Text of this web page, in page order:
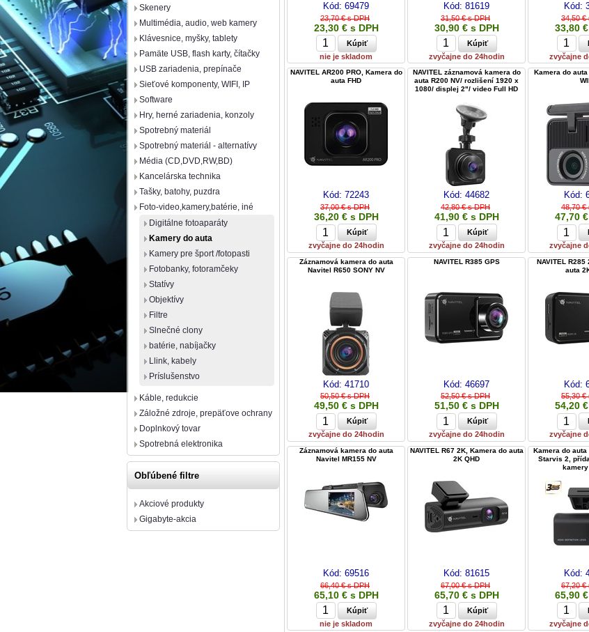
Skenery
Multimédia, audio, web kamery
Klávesnice, myšky, tablety
Pamäte USB, flash karty, čítačky
USB zariadenia, prepínače
Sieťové komponenty, WIFI, IP
Software
Hry, herné zariadenia, konzoly
Spotrebný materiál
Spotrebný materiál - alternatívy
Média (CD,DVD,RW,BD)
Kancelárska technika
Tašky, batohy, puzdra
Foto-video,kamery,batérie, iné
Digitálne fotoaparáty
Kamery do auta
Kamery pre šport /fotopasti
Fotobanky, fotoramčeky
Statívy
Objektívy
Filtre
Slnečné clony
batérie, nabíjačky
Llink, kabely
Príslušenstvo
Káble, redukcie
Záložné zdroje, prepäťove ochrany
Doplnkový tovar
Spotrebná elektronika
Obľúbené filtre
Akciové produkty
Gigabyte-akcia
Kód: 69479
23,70 € s DPH
23,30 € s DPH
nie je skladom
Kód: 81619
31,50 € s DPH
30,90 € s DPH
zvyčajne do 24hodin
Kód:
34,50 €
33,80
zvyčajne
NAVITEL AR200 PRO, Kamera do
auta FHD
Kód: 72243
37,00 € s DPH
36,20 € s DPH
zvyčajne do 24hodin
NAVITEL záznamová kamera do
auta R200 NV/ rozlišení 1920 x
1080/ displej 2"/ video Full HD
Kód: 44682
42,80 € s DPH
41,90 € s DPH
zvyčajne do 24hodin
Kamera do
Kód:
48,70 €
47,70
zvyčajne
Záznamová kamera do auta
Navitel R650 SONY NV
Kód: 41710
50,50 € s DPH
49,50 € s DPH
zvyčajne do 24hodin
NAVITEL R385 GPS
Kód: 46697
52,50 € s DPH
51,50 € s DPH
zvyčajne do 24hodin
NAVITEL R285
auta
Kód:
55,30 €
54,20
zvyčajne
Záznamová kamera do auta
Navitel MR155 NV
Kód: 69516
66,40 € s DPH
65,10 € s DPH
nie je skladom
NAVITEL R67 2K, Kamera do auta
2K QHD
Kód: 81615
67,00 € s DPH
65,70 € s DPH
zvyčajne do 24hodin
Kamera do auta
Starvis 2,
kamery
Kód:
67,20 €
65,90
zvyčajne